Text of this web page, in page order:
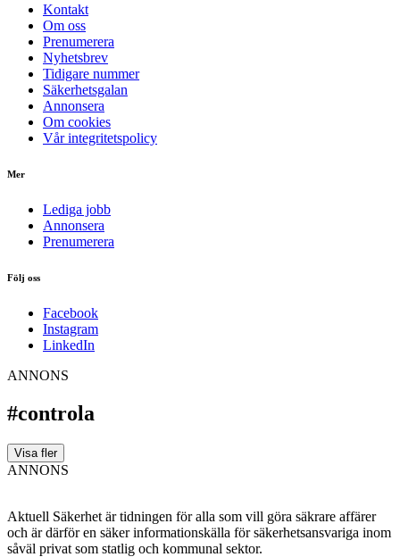
Kontakt
Om oss
Prenumerera
Nyhetsbrev
Tidigare nummer
Säkerhetsgalan
Annonsera
Om cookies
Vår integritetspolicy
Mer
Lediga jobb
Annonsera
Prenumerera
Följ oss
Facebook
Instagram
LinkedIn
ANNONS
#controla
Visa fler
ANNONS
Aktuell Säkerhet är tidningen för alla som vill göra säkrare affärer
och är därför en säker informationskälla för säkerhets­ansvariga inom
såväl privat som statlig och kommunal sektor.